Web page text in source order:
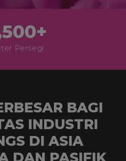
Persegi
BAGI
INDUSTRI
DI ASIA
DAN PASIFIK